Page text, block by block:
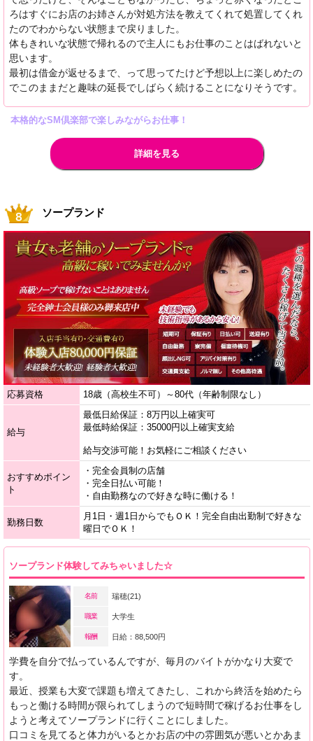
ろはすぐにお店のお姉さんが対処方法を教えてくれて処置してくれ
たのでわからない状態まで戻りました。
体もきれいな状態で帰れるので主人にもお仕事のことはばれないと
思います。
最初は借金が返せるまで、って思ってたけど予想以上に楽しめたの
でこのままだと趣味の延長でしばらく続けることになりそうです。
本格的なSM倶楽部で楽しみながらお仕事！
詳細を見る
ソープランド
応募資格 18歳（高校生不可）～80代（年齢制限なし）
給与
最低日給保証：8万円以上確実可
最低時給保証：35000円以上確実支給
給与交渉可能！お気軽にご相談ください
おすすめポイン
ト
・完全会員制の店舗
・完全日払い可能！
・自由勤務なので好きな時に働ける！
勤務日数
月1日・週1日からでもＯＫ！完全自由出勤制で好きな
曜日でＯＫ！
ソープランド体験してみちゃいました☆
名前 瑞穂(21)
職業 大学生
報酬 日給：88,500円
学費を自分で払っているんですが、毎月のバイトがかなり大変で
す。
最近、授業も大変で課題も増えてきたし、これから終活を始めたら
もっと働ける時間が限られてしまうので短時間で稼げるお仕事をし
ようと考えてソープランドに行くことにしました。
口コミを見てると体力がいるとかお店の中の雰囲気が悪いとかあま